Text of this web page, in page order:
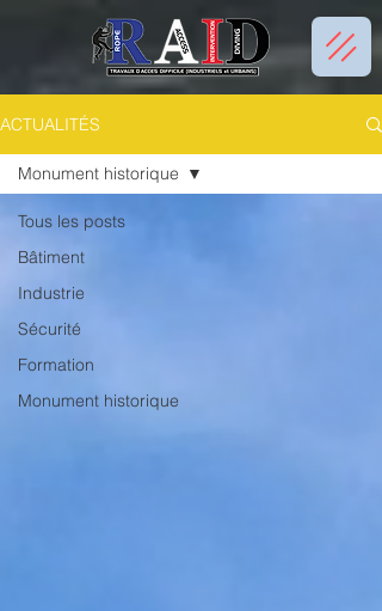
ACTUALITÉS
Tous les posts
Bâtiment
Industrie
Sécurité
Formation
Monument historique
Monument historique